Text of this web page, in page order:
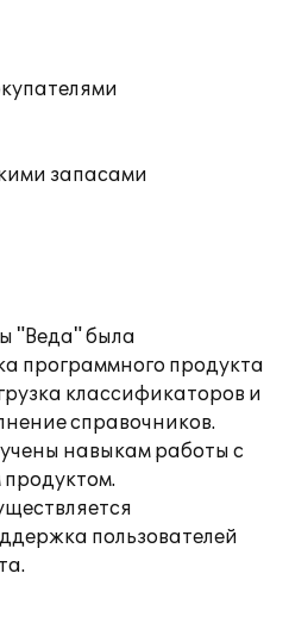
запасами
"Веда" была
программного продукта
классификаторов и
справочников.
навыкам работы с
пользователей